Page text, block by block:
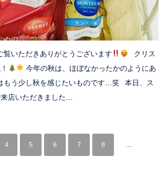
覧いただきありがとうございます
クリス
今年の秋は、ほぼなかったかのようにあ
もう少し秋を感じたいものです…笑 本日、ス
店いただきました…
4 5 6 7 8